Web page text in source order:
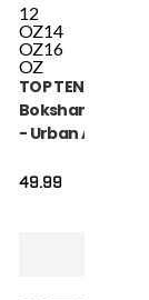
12
OZ14
OZ16
OZ
TOP TEN
Bokshandschoen
- Urban Arts -
49.99